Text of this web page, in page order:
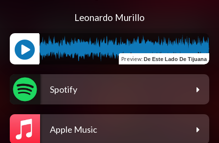
Leonardo Murillo
Preview: De Este Lado De Tijuana
Spotify
Apple Music